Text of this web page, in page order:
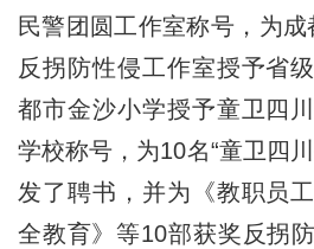
民警团圆工作室称号，为
反拐防性侵工作室授予省
都市金沙小学授予童卫四
学校称号，为10名“童卫四
发了聘书，并为《教职员
全教育》等10部获奖反拐